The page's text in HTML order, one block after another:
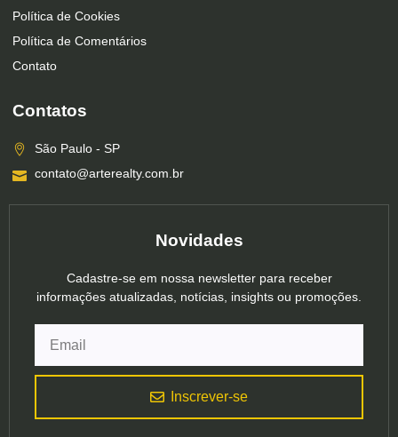
Política de Cookies
Política de Comentários
Contato
Contatos
São Paulo - SP
contato@arterealty.com.br
Novidades
Cadastre-se em nossa newsletter para receber
informações atualizadas, notícias, insights ou promoções.
Inscrever-se